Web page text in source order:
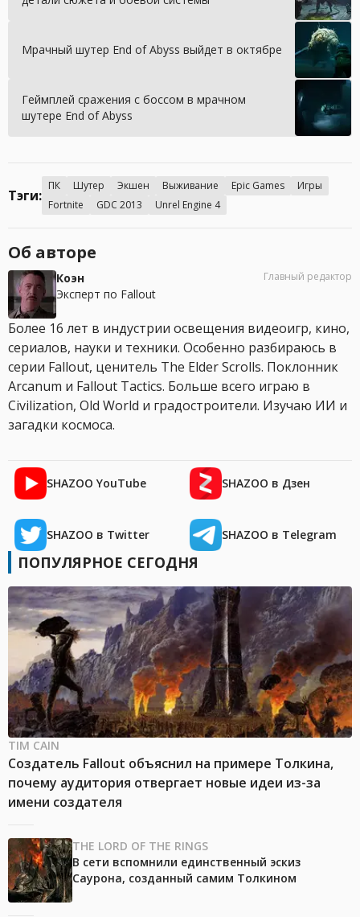
Мрачный шутер End of Abyss выйдет в октябре
Геймплей сражения с боссом в мрачном
шутере End of Abyss
Тэги:
ПК Шутер Экшен Выживание Epic Games
Игры
Fortnite
GDC 2013 Unrel Engine 4
Об авторе
Коэн
Эксперт по Fallout
Главный редактор
Более 16 лет в индустрии освещения видеоигр, кино,
сериалов, науки и техники. Особенно разбираюсь в
серии Fallout, ценитель The Elder Scrolls. Поклонник
Arcanum и Fallout Tactics. Больше всего играю в
Civilization, Old World и градостроители. Изучаю ИИ и
загадки космоса.
SHAZOO YouTube SHAZOO в Дзен
SHAZOO в Twitter SHAZOO в Telegram
ПОПУЛЯРНОЕ СЕГОДНЯ
TIM CAIN
Создатель Fallout объяснил на примере Толкина,
почему аудитория отвергает новые идеи из-за
имени создателя
THE LORD OF THE RINGS
В сети вспомнили единственный эскиз
Саурона, созданный самим Толкином